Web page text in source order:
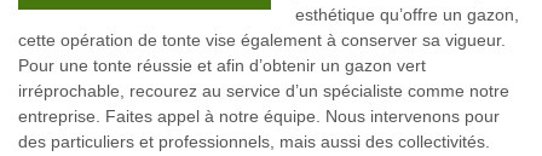
esthétique qu’offre un gazon,
cette opération de tonte vise également à conserver sa vigueur.
Pour une tonte réussie et afin d’obtenir un gazon vert
irréprochable, recourez au service d’un spécialiste comme notre
entreprise. Faites appel à notre équipe. Nous intervenons pour
des particuliers et professionnels, mais aussi des collectivités.